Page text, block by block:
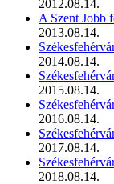
2012.08.14.
A Szent Jobb
2013.08.14.
2014.08.14.
2015.08.14.
2016.08.14.
2017.08.14.
2018.08.14.